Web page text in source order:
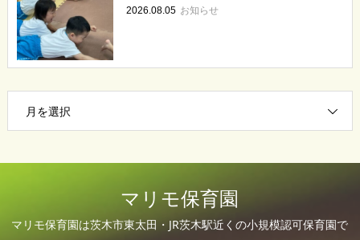
2026.08.05 お知らせ
月を選択
マリモ保育園
マリモ保育園は茨木市東太田・JR茨木駅近くの小規模認可保育園で